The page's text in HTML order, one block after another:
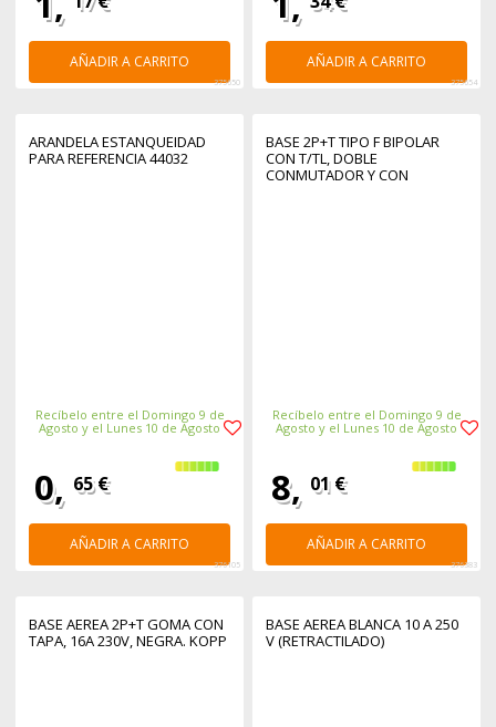
AÑADIR A CARRITO
375650
AÑADIR A CARRITO
375654
ARANDELA ESTANQUEIDAD
PARA REFERENCIA 44032
Recíbelo entre el Domingo 9 de
Agosto y el Lunes 10 de Agosto
0, 65 €
AÑADIR A CARRITO
376105
BASE 2P+T TIPO F BIPOLAR
CON T/TL, DOBLE
CONMUTADOR Y CON
Recíbelo entre el Domingo 9 de
Agosto y el Lunes 10 de Agosto
8, 01 €
AÑADIR A CARRITO
376383
BASE AEREA 2P+T GOMA CON
TAPA, 16A 230V, NEGRA. KOPP
BASE AEREA BLANCA 10 A 250
V (RETRACTILADO)